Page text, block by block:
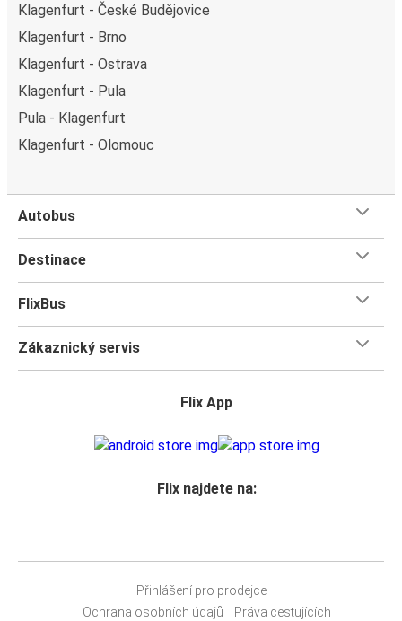
Klagenfurt - České Budějovice
Klagenfurt - Brno
Klagenfurt - Ostrava
Klagenfurt - Pula
Pula - Klagenfurt
Klagenfurt - Olomouc
Autobus
Destinace
FlixBus
Zákaznický servis
Flix App
Flix najdete na:
Přihlášení pro prodejce
Ochrana osobních údajů
Práva cestujících